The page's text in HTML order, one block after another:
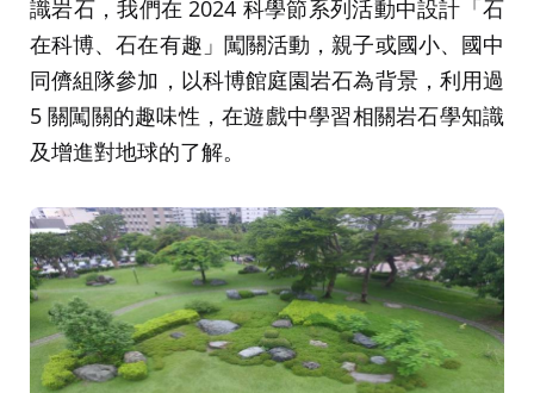
識岩石，我們在 2024 科學節系列活動中設計「石
在科博、石在有趣」闖關活動，親子或國小、國中
同儕組隊參加，以科博館庭園岩石為背景，利用過
5 關闖關的趣味性，在遊戲中學習相關岩石學知識
及增進對地球的了解。